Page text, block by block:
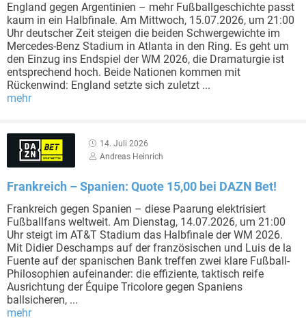
England gegen Argentinien – mehr Fußballgeschichte passt
kaum in ein Halbfinale. Am Mittwoch, 15.07.2026, um 21:00
Uhr deutscher Zeit steigen die beiden Schwergewichte im
Mercedes-Benz Stadium in Atlanta in den Ring. Es geht um
den Einzug ins Endspiel der WM 2026, die Dramaturgie ist
entsprechend hoch. Beide Nationen kommen mit
Rückenwind: England setzte sich zuletzt ...
mehr
14. Juli 2026
Andreas Heinrich
Frankreich – Spanien: Quote 15,00 bei DAZN Bet!
Frankreich gegen Spanien – diese Paarung elektrisiert
Fußballfans weltweit. Am Dienstag, 14.07.2026, um 21:00
Uhr steigt im AT&T Stadium das Halbfinale der WM 2026.
Mit Didier Deschamps auf der französischen und Luis de la
Fuente auf der spanischen Bank treffen zwei klare Fußball-
Philosophien aufeinander: die effiziente, taktisch reife
Ausrichtung der Équipe Tricolore gegen Spaniens
ballsicheren, ...
mehr